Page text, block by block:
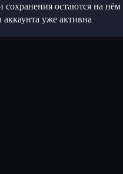
сохранения остаются на нём
уже активна